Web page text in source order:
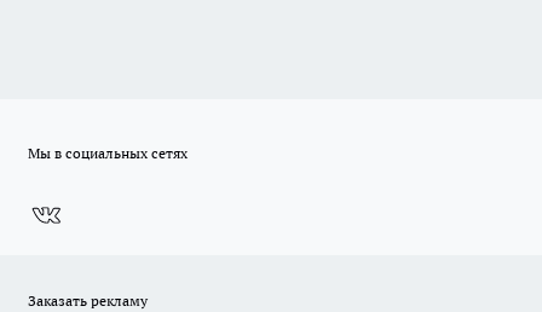
Мы в социальных сетях
Заказать рекламу